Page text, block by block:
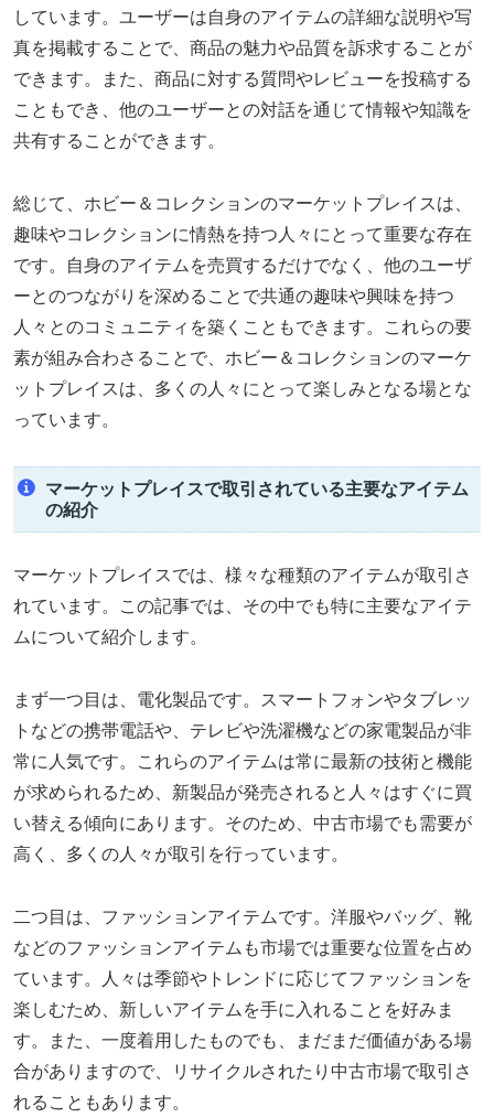
しています。ユーザーは自身のアイテムの詳細な説明や写
真を掲載することで、商品の魅力や品質を訴求することが
できます。また、商品に対する質問やレビューを投稿する
こともでき、他のユーザーとの対話を通じて情報や知識を
共有することができます。
総じて、ホビー＆コレクションのマーケットプレイスは、
趣味やコレクションに情熱を持つ人々にとって重要な存在
です。自身のアイテムを売買するだけでなく、他のユーザ
ーとのつながりを深めることで共通の趣味や興味を持つ
人々とのコミュニティを築くこともできます。これらの要
素が組み合わさることで、ホビー＆コレクションのマーケ
ットプレイスは、多くの人々にとって楽しみとなる場とな
っています。
マーケットプレイスで取引されている主要なアイテム
の紹介
マーケットプレイスでは、様々な種類のアイテムが取引さ
れています。この記事では、その中でも特に主要なアイテ
ムについて紹介します。
まず一つ目は、電化製品です。スマートフォンやタブレッ
トなどの携帯電話や、テレビや洗濯機などの家電製品が非
常に人気です。これらのアイテムは常に最新の技術と機能
が求められるため、新製品が発売されると人々はすぐに買
い替える傾向にあります。そのため、中古市場でも需要が
高く、多くの人々が取引を行っています。
二つ目は、ファッションアイテムです。洋服やバッグ、靴
などのファッションアイテムも市場では重要な位置を占め
ています。人々は季節やトレンドに応じてファッションを
楽しむため、新しいアイテムを手に入れることを好みま
す。また、一度着用したものでも、まだまだ価値がある場
合がありますので、リサイクルされたり中古市場で取引さ
れることもあります。